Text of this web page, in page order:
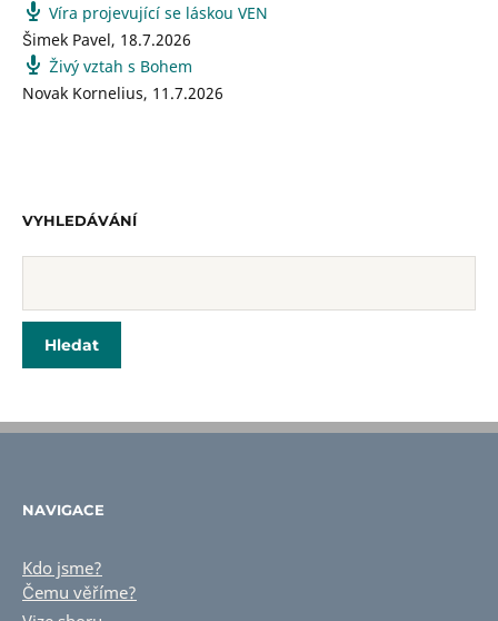
Víra projevující se láskou VEN
Šimek Pavel, 18.7.2026
Živý vztah s Bohem
Novak Kornelius, 11.7.2026
VYHLEDÁVÁNÍ
NAVIGACE
Kdo jsme?
Čemu věříme?